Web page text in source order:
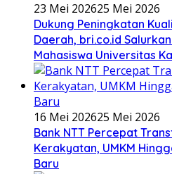
23 Mei 202625 Mei 2026
Dukung Peningkatan
Daerah, bri.co.id
Mahasiswa Universitas
16 Mei 202625 Mei 2026
Bank NTT Percepat
Kerakyatan, UMKM
Baru